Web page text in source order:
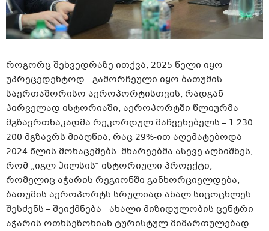
როგორც შეხვედრაზე ითქვა, 2025 წელი იყო
უპრეცედენტოდ გამორჩეული იყო ბათუმის
საერთაშორისო აეროპორტისთვის, რადგან
პირველად ისტორიაში, აეროპორტში წლიურმა
მგზავრთნაკადმა რეკორდულ მაჩვენებელს – 1 230
200 მგზავრს მიაღწია, რაც 29%-ით აღემატებოდა
2024 წლის მონაცემებს. მხარეებმა ასევე აღნიშნეს,
რომ „იგლ ჰილსის“ ისტორიული პროექტი,
რომელიც აჭარის რეგიონში განხორციელდება,
ბათუმის აეროპორტს სრულიად ახალ სიცოცხლეს
შესძენს – შეიქმნება ახალი მიზიდულობის ცენტრი
აჭარის ოთხსეზონიან ტურისტულ მიმართულებად